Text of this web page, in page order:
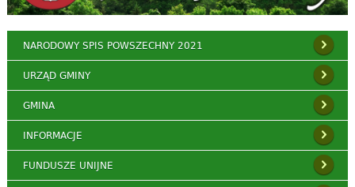
NARODOWY SPIS POWSZECHNY 2021
URZĄD GMINY
GMINA
INFORMACJE
FUNDUSZE UNIJNE